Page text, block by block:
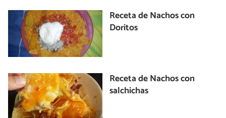
Receta de Nachos con
Doritos
Receta de Nachos con
salchichas